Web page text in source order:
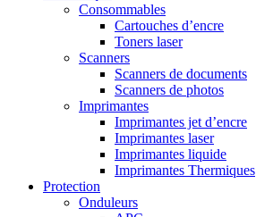
Consommables
Cartouches d’encre
Toners laser
Scanners
Scanners de documents
Scanners de photos
Imprimantes
Imprimantes jet d’encre
Imprimantes laser
Imprimantes liquide
Imprimantes Thermiques
Protection
Onduleurs